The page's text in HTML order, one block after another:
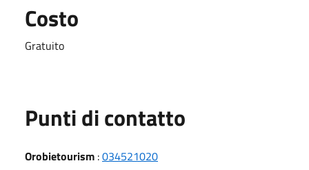
Costo
Gratuito
Punti di contatto
Orobietourism :034521020